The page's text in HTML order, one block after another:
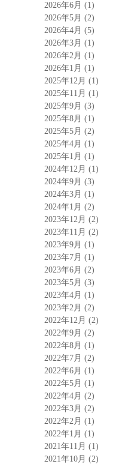
2026年6月 (1)
2026年5月 (2)
2026年4月 (5)
2026年3月 (1)
2026年2月 (1)
2026年1月 (1)
2025年12月 (1)
2025年11月 (1)
2025年9月 (3)
2025年8月 (1)
2025年5月 (2)
2025年4月 (1)
2025年1月 (1)
2024年12月 (1)
2024年9月 (3)
2024年3月 (1)
2024年1月 (2)
2023年12月 (2)
2023年11月 (2)
2023年9月 (1)
2023年7月 (1)
2023年6月 (2)
2023年5月 (3)
2023年4月 (1)
2023年2月 (2)
2022年12月 (2)
2022年9月 (2)
2022年8月 (1)
2022年7月 (2)
2022年6月 (1)
2022年5月 (1)
2022年4月 (2)
2022年3月 (2)
2022年2月 (1)
2022年1月 (1)
2021年11月 (1)
2021年10月 (2)